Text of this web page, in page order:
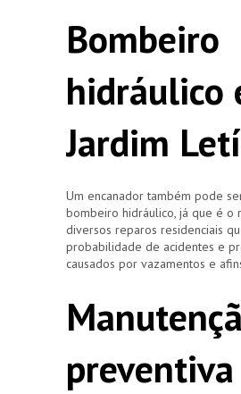
Bombeiro
hidráulico
Jardim
Um encanador também pode
bombeiro hidráulico, já que é o
diversos reparos residenciais
probabilidade de acidentes e
causados por vazamentos e